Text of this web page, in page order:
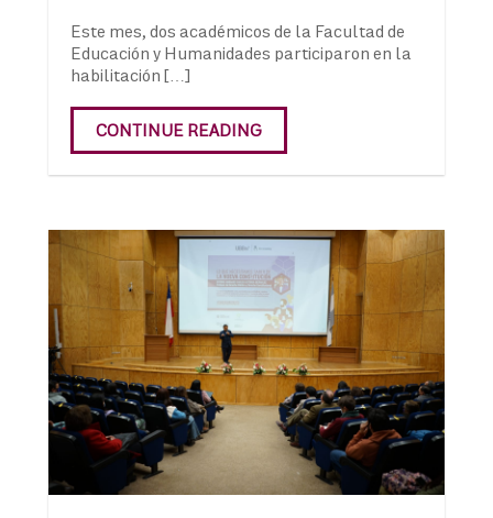
Este mes, dos académicos de la Facultad de
Educación y Humanidades participaron en la
habilitación […]
CONTINUE READING